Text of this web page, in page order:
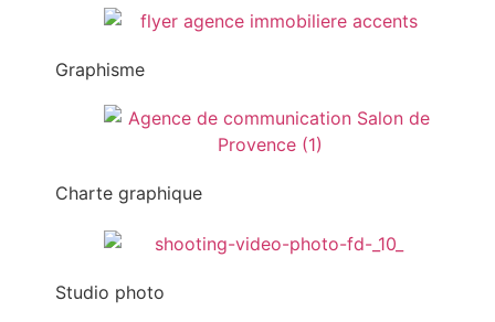
Graphisme
Charte graphique
Studio photo